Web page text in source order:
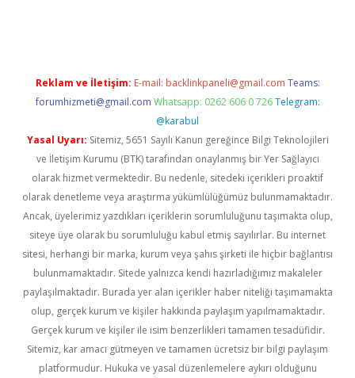
Reklam ve İletişim: E-mail: backlinkpaneli@gmail.com Teams:
forumhizmeti@gmail.com Whatsapp: 0262 606 0 726 Telegram:
@karabul
Yasal Uyarı: Sitemiz, 5651 Sayılı Kanun gereğince Bilgi Teknolojileri
ve İletişim Kurumu (BTK) tarafından onaylanmış bir Yer Sağlayıcı
olarak hizmet vermektedir. Bu nedenle, sitedeki içerikleri proaktif
olarak denetleme veya araştırma yükümlülüğümüz bulunmamaktadır.
Ancak, üyelerimiz yazdıkları içeriklerin sorumluluğunu taşımakta olup,
siteye üye olarak bu sorumluluğu kabul etmiş sayılırlar. Bu internet
sitesi, herhangi bir marka, kurum veya şahıs şirketi ile hiçbir bağlantısı
bulunmamaktadır. Sitede yalnızca kendi hazırladığımız makaleler
paylaşılmaktadır. Burada yer alan içerikler haber niteliği taşımamakta
olup, gerçek kurum ve kişiler hakkında paylaşım yapılmamaktadır.
Gerçek kurum ve kişiler ile isim benzerlikleri tamamen tesadüfidir.
Sitemiz, kar amacı gütmeyen ve tamamen ücretsiz bir bilgi paylaşım
platformudur. Hukuka ve yasal düzenlemelere aykırı olduğunu